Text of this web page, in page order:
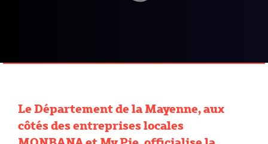
Le Département de la Mayenne, aux
côtés des entreprises locales